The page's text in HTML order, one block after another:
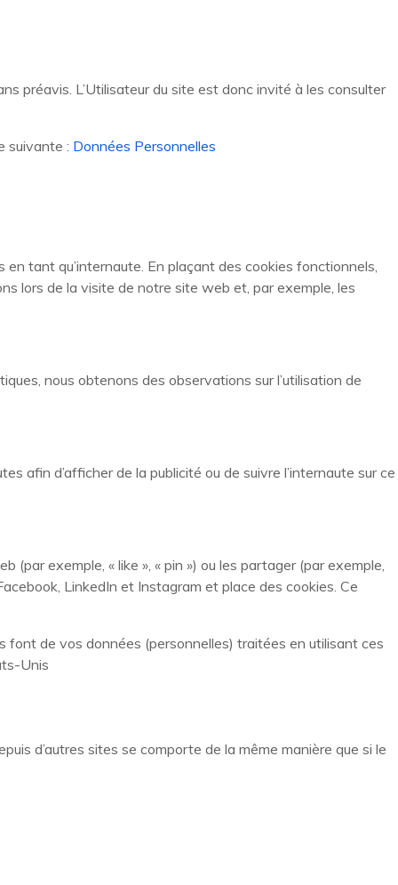
préavis. L’Utilisateur du site est donc invité à les consulter
suivante : Données Personnelles
tant qu’internaute. En plaçant des cookies fonctionnels,
lors de la visite de notre site web et, par exemple, les
nous obtenons des observations sur l’utilisation de
afin d’afficher de la publicité ou de suivre l’internaute sur ce
exemple, « like », « pin ») ou les partager (par exemple,
LinkedIn et Instagram et place des cookies. Ce
font de vos données (personnelles) traitées en utilisant ces
Unis
d’autres sites se comporte de la même manière que si le